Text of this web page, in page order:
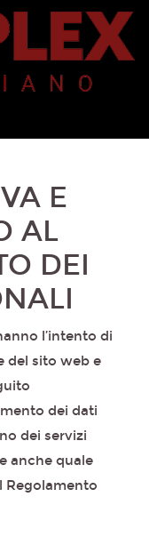
E
AL
DEI
l’intento di
del sito web e
dei dati
dei servizi
anche quale
Regolamento